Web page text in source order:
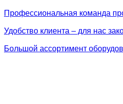
Профессиональная команда
Удобство клиента – для нас
Большой ассортимент